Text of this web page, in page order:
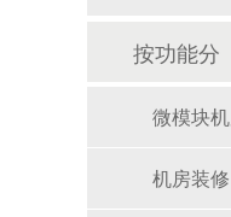
按功能分
微模块
机房装修